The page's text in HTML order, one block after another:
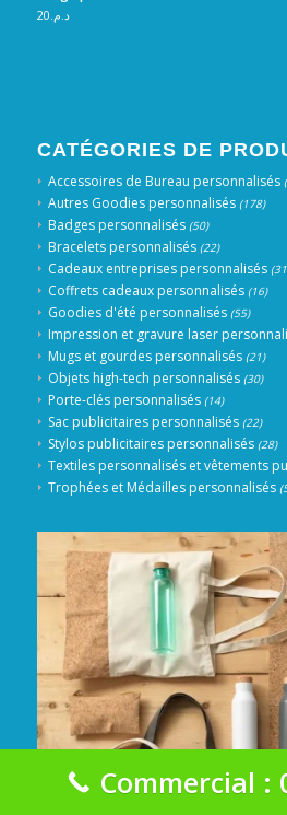
د.م. 20
CATÉGORIES DE
Accessoires de Bureau personnalisés
Autres Goodies personnalisés (178)
Badges personnalisés (50)
Bracelets personnalisés (22)
Cadeaux entreprises personnalisés
Coffrets cadeaux personnalisés (16)
Goodies d'été personnalisés (55)
Impression et gravure laser
Mugs et gourdes personnalisés (21)
Objets high-tech personnalisés (30)
Porte-clés personnalisés (14)
Sac publicitaires personnalisés (22)
Stylos publicitaires personnalisés (28)
Textiles personnalisés et vêtements
Trophées et Médailles personnalisés
Commercial :